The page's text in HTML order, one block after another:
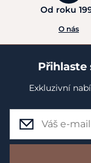
Od roku
O nás
Přihlaste
Exkluzivní